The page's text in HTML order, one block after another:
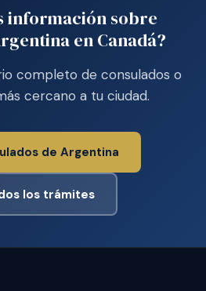
información sobre
en Canadá?
completo de consulados o
cercano a tu ciudad.
de Argentina
los trámites